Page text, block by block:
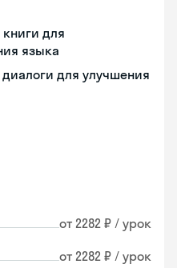
для
языка
для улучшения
от 2282 ₽ / урок
от 2282 ₽ / урок